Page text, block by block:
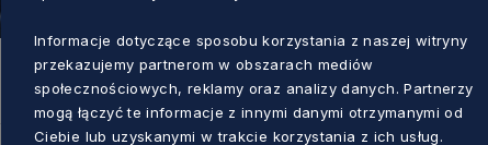
Informacje dotyczące sposobu korzystania z naszej witryny
przekazujemy partnerom w obszarach mediów
społecznościowych, reklamy oraz analizy danych. Partnerzy
mogą łączyć te informacje z innymi danymi otrzymanymi od
Ciebie lub uzyskanymi w trakcie korzystania z ich usług.